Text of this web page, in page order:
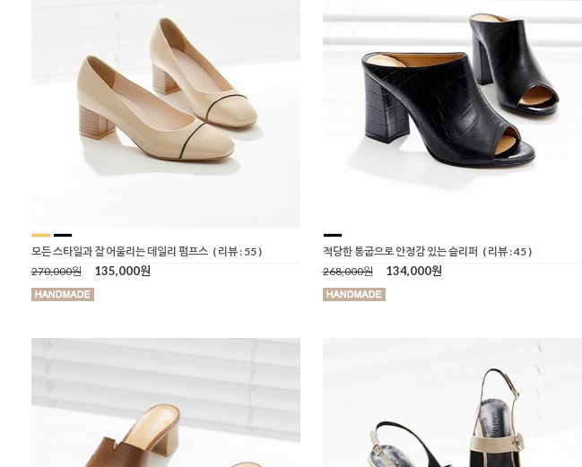
모든 스타일과 잘 어울리는 데일리 펌프스 ( 리뷰 : 55 )
270,000원
135,000원
적당한 통굽으로 안정감 있는 슬리퍼 ( 리뷰 : 45 )
268,000원
134,000원